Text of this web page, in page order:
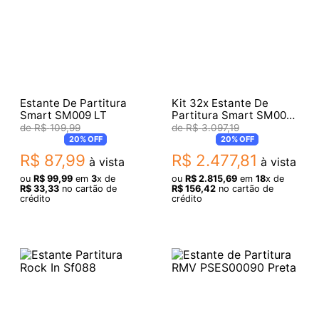
Estante De Partitura
Smart SM009 LT
R$ 109,99
20%OFF
R$ 87,99 à vista
ou R$ 99,99em 3x de
R$ 33,33no cartão de
crédito
Kit 32x Estante De
Partitura Smart SM009
LTR$ 3.097,19
20%OFF
R$ 2.477,81 à vista
ou R$ 2.815,69em 18x de
R$ 156,42no cartão de
crédito